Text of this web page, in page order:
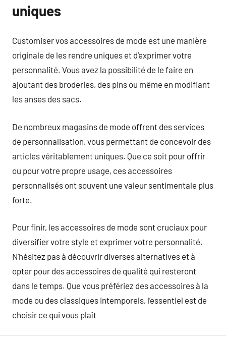
uniques
Customiser vos accessoires de mode est une manière
originale de les rendre uniques et d’exprimer votre
personnalité. Vous avez la possibilité de le faire en
ajoutant des broderies, des pins ou même en modifiant
les anses des sacs.
De nombreux magasins de mode offrent des services
de personnalisation, vous permettant de concevoir des
articles véritablement uniques. Que ce soit pour offrir
ou pour votre propre usage, ces accessoires
personnalisés ont souvent une valeur sentimentale plus
forte.
Pour finir, les accessoires de mode sont cruciaux pour
diversifier votre style et exprimer votre personnalité.
N’hésitez pas à découvrir diverses alternatives et à
opter pour des accessoires de qualité qui resteront
dans le temps. Que vous préfériez des accessoires à la
mode ou des classiques intemporels, l’essentiel est de
choisir ce qui vous plaît